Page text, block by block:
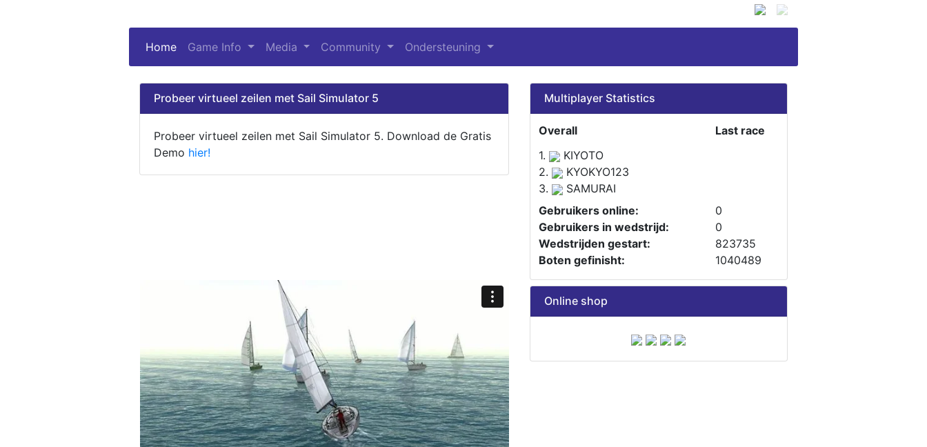
Home (current)
Game Info Media Community Ondersteuning
Probeer virtueel zeilen met Sail Simulator 5
Probeer virtueel zeilen met Sail Simulator 5. Download de Gratis
Demo hier!
Multiplayer Statistics
Overall
Last race
1.
KIYOTO
2.
KYOKYO123
3.
SAMURAI
Gebruikers online:
0
Gebruikers in wedstrijd:
0
Wedstrijden gestart:
823735
Boten gefinisht:
1040489
Online shop